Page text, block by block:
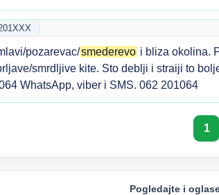
pozarevac/smederevo i bliza okolina.
smrdljive kite. Sto deblji i straiji to
WhatsApp, viber i SMS. 062 201064
1
Pogledajte i